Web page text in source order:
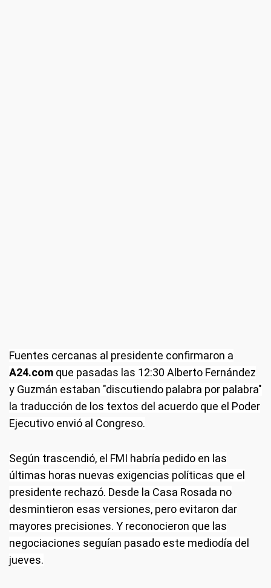
Fuentes cercanas al presidente confirmaron a
A24.com que pasadas las 12:30 Alberto Fernández
y Guzmán estaban "discutiendo palabra por palabra"
la traducción de los textos del acuerdo que el Poder
Ejecutivo envió al Congreso.
Según trascendió, el FMI habría pedido en las
últimas horas nuevas exigencias políticas que el
presidente rechazó. Desde la Casa Rosada no
desmintieron esas versiones, pero evitaron dar
mayores precisiones. Y reconocieron que las
negociaciones seguían pasado este mediodía del
jueves.